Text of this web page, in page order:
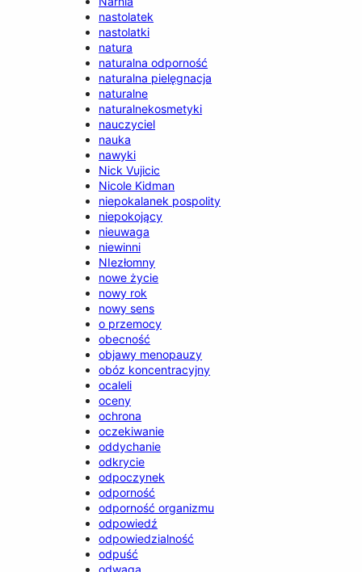
nastolatek
nastolatki
natura
naturalna odporność
naturalna pielęgnacja
naturalne
naturalnekosmetyki
nauczyciel
nauka
nawyki
Nick Vujicic
Nicole Kidman
niepokalanek pospolity
niepokojący
nieuwaga
niewinni
NIezłomny
nowe życie
nowy rok
nowy sens
o przemocy
obecność
objawy menopauzy
obóz koncentracyjny
ocaleli
oceny
ochrona
oczekiwanie
oddychanie
odkrycie
odpoczynek
odporność
odporność organizmu
odpowiedź
odpowiedzialność
odpuść
odwaga